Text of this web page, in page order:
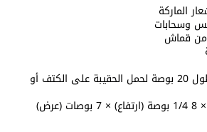
الماركة
وسحابات
من قماش
حمالة قابلة للإزالة بطول 20 بوصة لحمل الحقيبة على الكتف أو